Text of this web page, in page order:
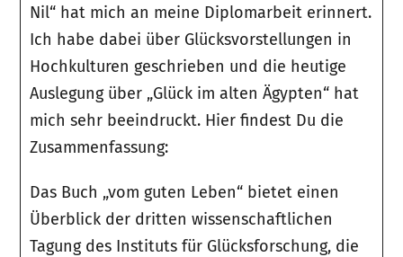
Nil“ hat mich an meine Diplomarbeit erinnert.
Ich habe dabei über Glücksvorstellungen in
Hochkulturen geschrieben und die heutige
Auslegung über „Glück im alten Ägypten“ hat
mich sehr beeindruckt. Hier findest Du die
Zusammenfassung:
Das Buch „vom guten Leben“ bietet einen
Überblick der dritten wissenschaftlichen
Tagung des Instituts für Glücksforschung, die